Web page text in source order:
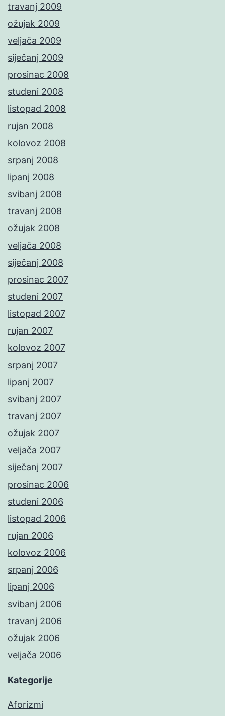
travanj 2009
ožujak 2009
veljača 2009
siječanj 2009
prosinac 2008
studeni 2008
listopad 2008
rujan 2008
kolovoz 2008
srpanj 2008
lipanj 2008
svibanj 2008
travanj 2008
ožujak 2008
veljača 2008
siječanj 2008
prosinac 2007
studeni 2007
listopad 2007
rujan 2007
kolovoz 2007
srpanj 2007
lipanj 2007
svibanj 2007
travanj 2007
ožujak 2007
veljača 2007
siječanj 2007
prosinac 2006
studeni 2006
listopad 2006
rujan 2006
kolovoz 2006
srpanj 2006
lipanj 2006
svibanj 2006
travanj 2006
ožujak 2006
veljača 2006
Kategorije
Aforizmi